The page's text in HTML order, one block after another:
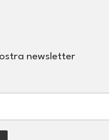
newsletter